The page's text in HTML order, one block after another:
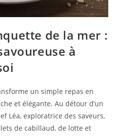
de la mer :
à
un simple repas en
et élégante. Au détour d’un
Léa, exploratrice des saveurs,
de cabillaud, de lotte et